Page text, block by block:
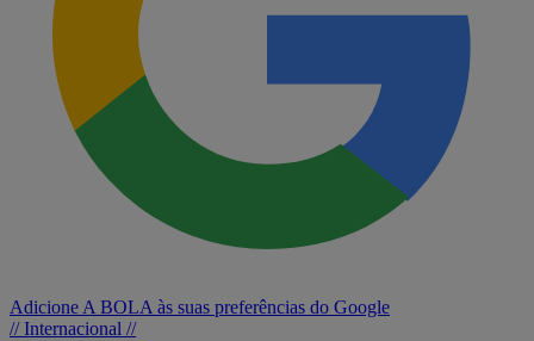
Adicione A BOLA às suas preferências do Google
// Internacional //